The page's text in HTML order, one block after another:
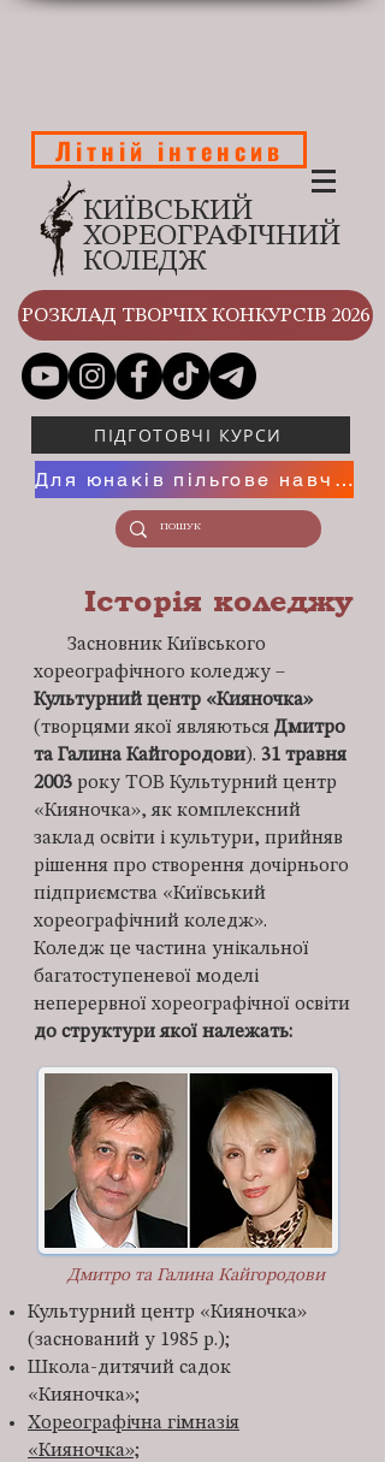
КИЇВСЬКИЙ
ХОРЕОГРАФІЧНИЙ
КОЛЕДЖ
Літній інтенсив
РОЗКЛАД ТВОРЧІХ КОНКУРСІВ 2026
ПІДГОТОВЧІ КУРСИ
Для юнаків пільгове навчання
Історія коледжу
Засновник Київського
хореографічного коледжу –
Культурний центр «Кияночка»
(творцями якої являються Дмитро
та Галина Кайгородови). 31 травня
2003 року ТОВ Культурний центр
«Кияночка», як комплексний
заклад освіти і культури, прийняв
рішення про створення дочірнього
підприємства «Київський
хореографічний коледж».
Коледж це частина унікальної
багатоступеневої моделі
неперервної хореографічної освіти
до структури якої належать:
Дмитро та Галина Кайгородови
Культурний центр «Кияночка»
(заснований у 1985 р.);
Школа-дитячий садок
«Кияночка»;
Хореографічна гімназія
«Кияночка»;